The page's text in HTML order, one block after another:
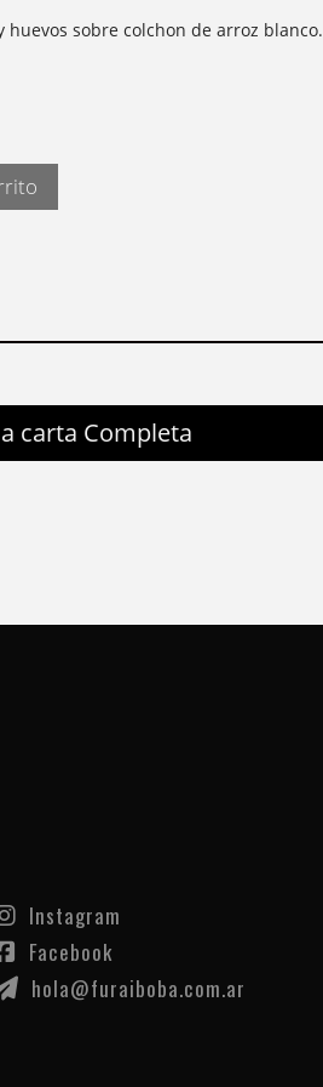
huevos sobre colchon de arroz blanco.
carta Completa
Instagram
Facebook
hola@furaiboba.com.ar